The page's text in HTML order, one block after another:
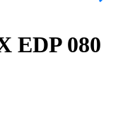
EDP 080